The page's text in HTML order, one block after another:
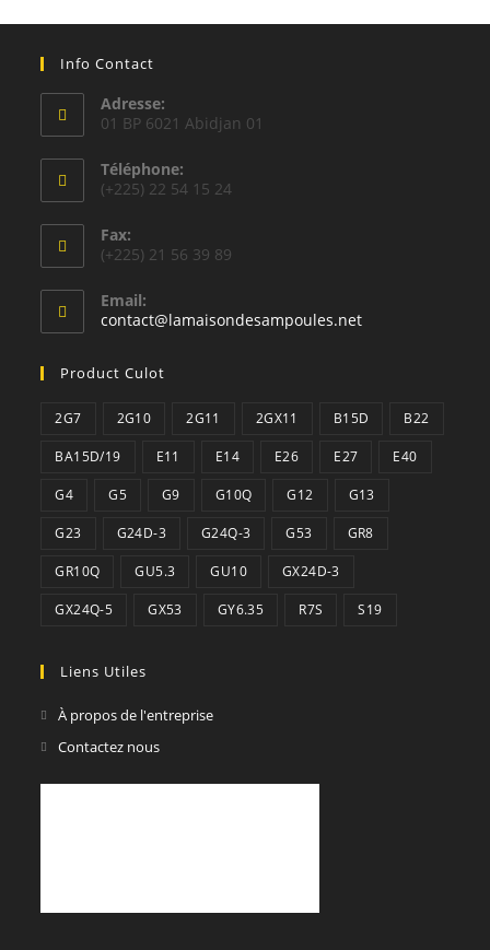
Info Contact
Adresse:
01 BP 6021 Abidjan 01
Téléphone:
(+225) 22 54 15 24
Fax:
(+225) 21 56 39 89
Email:
contact@lamaisondesampoules.netS’ouvre
Product Culot
2G7 2G10 2G11 2GX11 B15D B22
BA15D/19 E11 E14 E26 E27 E40
G4 G5 G9 G10Q G12 G13
G23 G24D-3 G24Q-3 G53 GR8
GR10Q GU5.3 GU10 GX24D-3
GX24Q-5 GX53 GY6.35 R7S S19
Liens Utiles
À propos de l'entreprise
Contactez nous